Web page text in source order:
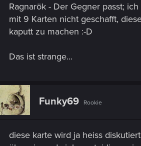
Ragnarök - Der Gegner passt;
mit 9 Karten nicht geschafft,
kaputt zu machen :-D
Das ist strange...
Funky69 Rookie
diese karte wird ja heiss